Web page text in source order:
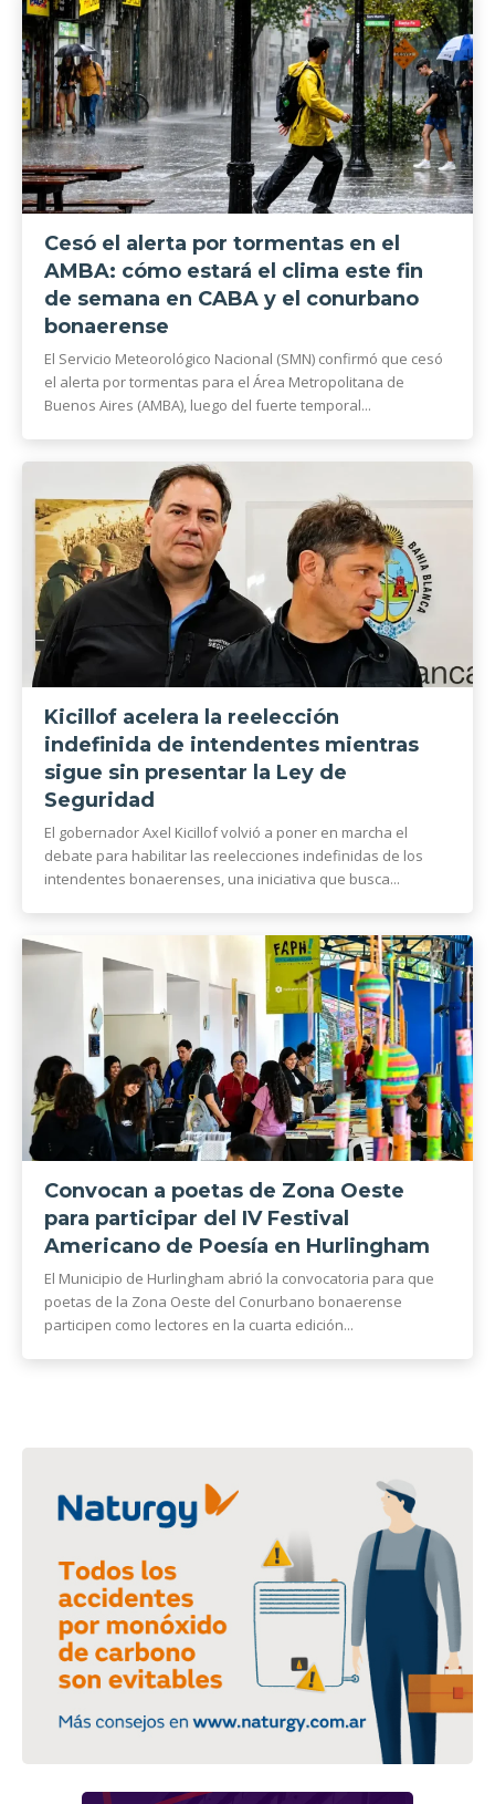
Cesó el alerta por tormentas en el
AMBA: cómo estará el clima este fin
de semana en CABA y el conurbano
bonaerense
El Servicio Meteorológico Nacional (SMN) confirmó que cesó
el alerta por tormentas para el Área Metropolitana de
Buenos Aires (AMBA), luego del fuerte temporal...
Kicillof acelera la reelección
indefinida de intendentes mientras
sigue sin presentar la Ley de
Seguridad
El gobernador Axel Kicillof volvió a poner en marcha el
debate para habilitar las reelecciones indefinidas de los
intendentes bonaerenses, una iniciativa que busca...
Convocan a poetas de Zona Oeste
para participar del IV Festival
Americano de Poesía en Hurlingham
El Municipio de Hurlingham abrió la convocatoria para que
poetas de la Zona Oeste del Conurbano bonaerense
participen como lectores en la cuarta edición...